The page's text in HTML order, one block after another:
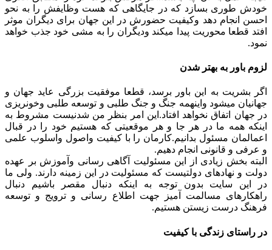
خودش طوری بسازد که در جایگاهی که هست وظایفش را به نحو
احسن انجام دهد وکیفیت حضورش در این جهان برای دیگران موثر
افتد قطعا محوریت پیدا میکند ودیگران را به مشی خود جذب خواهد
نمود.
لزوم باور به بهتر شدن
اگر بشریت به این باور برسد، قطعا موفقیت بزرگی عاید جهان و
جهانیان میشود واینهمه جنگ و جنگ طلبی و توسعه طلبی وخونریزی
در جهان اتفاق نخواهد افتاد.این امر بنظر من شدنیست مشروط به
اینکه همه ما در هر جا و هر موقعیتی که هستیم خود را در قبال
اعمالمان مسئول بدانیم.کارمان را با کیفیت واصول واسلوب علمی
و عرفی و قانونی انجام دهیم.
البته بخش زیادی از این مسئولیت آگاهی رسانی وآموزش بر عهده
دولت و نهادهای دولتیست که مسئولیت در این زمینه دارند. ولی ما
در این سایت بدون توجه به اینکه دنبال مقصر باشیم دنبال
راهکارهای مسالمت آمیز جهت اطلاع رسانی و ترویج و توسعه
فرهنگ درست زیستن هستیم.
در راستای زندگی با کیفیت